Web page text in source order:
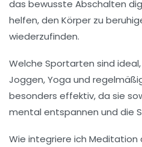
das bewusste Abschalten
helfen, den Körper zu
wiederzufinden.
Welche Sportarten sind
Joggen, Yoga und
besonders effektiv, da sie
mental entspannen und die
Wie integriere ich